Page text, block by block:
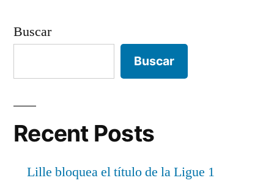
Buscar
Buscar
Recent Posts
Lille bloquea el título de la Ligue 1